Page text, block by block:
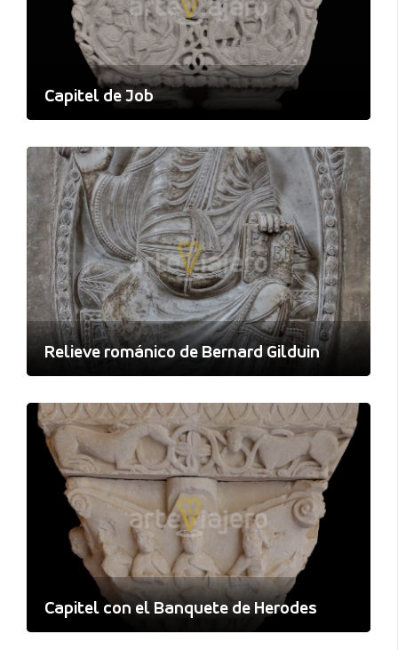
Capitel de Job
Relieve románico de Bernard Gilduin
Capitel con el Banquete de Herodes